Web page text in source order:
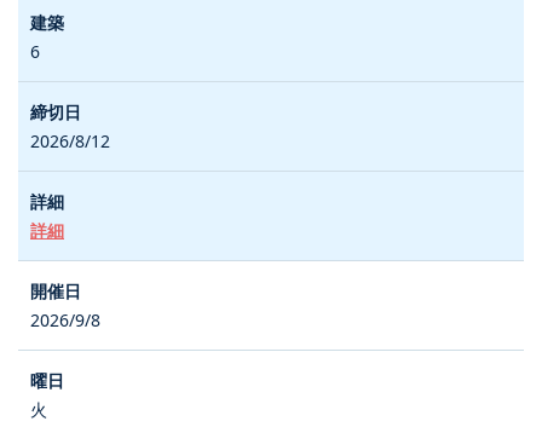
6
2026/8/12
詳細
2026/9/8
火